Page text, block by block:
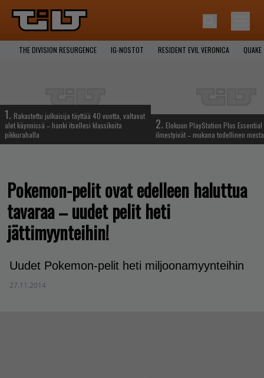
THE DIVISION RESURGENCE IG-NOSTOT RESIDENT EVIL VERONICA QUAKE
1. Rakastettu julkaisija täyttää 40 vuotta, valtavat
alet käynnissä – hanki itsellesi klassikoita
pikkurahalla
2. Elokuun PlayStation Plus
ilmestyivät – mukana todellinen
Pokemon-pelit ovat edelleen haluttua
tavaraa – uudet pelit heti
jättimyynteihin!
Uudet Pokemon-pelit heti miljoonamyynteihin
27.11.2014